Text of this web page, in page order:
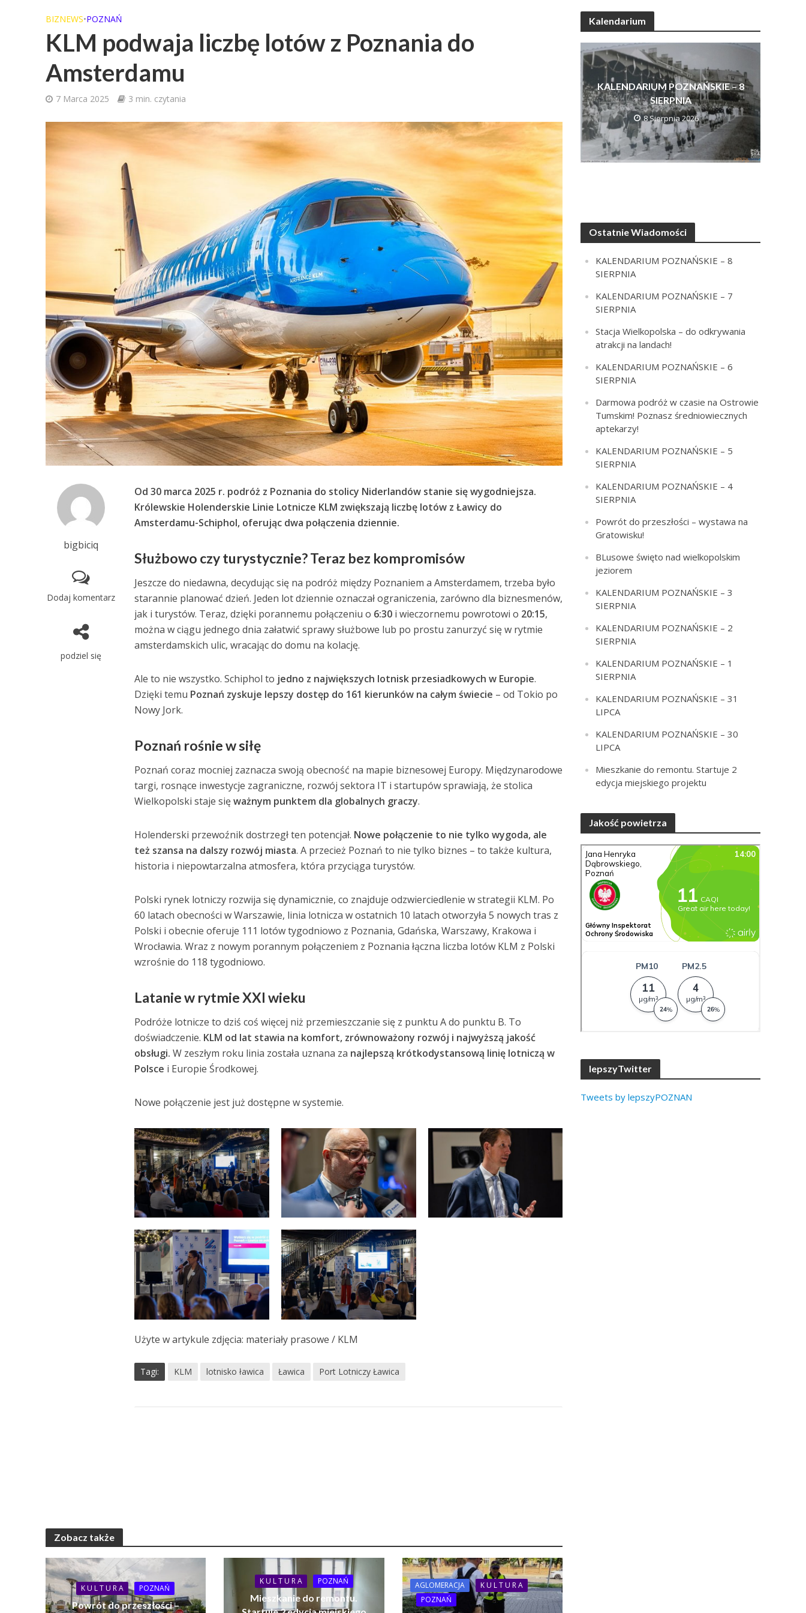
BIZNEWS•POZNAŃ
KLM podwaja liczbę lotów z Poznania do
Amsterdamu
7 Marca 2025 3 min. czytania
bigbiciq
Dodaj komentarz
podziel się
Od 30 marca 2025 r. podróż z Poznania do stolicy Niderlandów stanie się wygodniejsza.
Królewskie Holenderskie Linie Lotnicze KLM zwiększają liczbę lotów z Ławicy do
Amsterdamu-Schiphol, oferując dwa połączenia dziennie.
Służbowo czy turystycznie? Teraz bez kompromisów
Jeszcze do niedawna, decydując się na podróż między Poznaniem a Amsterdamem, trzeba było
starannie planować dzień. Jeden lot dziennie oznaczał ograniczenia, zarówno dla biznesmenów,
jak i turystów. Teraz, dzięki porannemu połączeniu o 6:30 i wieczornemu powrotowi o 20:15,
można w ciągu jednego dnia załatwić sprawy służbowe lub po prostu zanurzyć się w rytmie
amsterdamskich ulic, wracając do domu na kolację.
Ale to nie wszystko. Schiphol to jedno z największych lotnisk przesiadkowych w Europie.
Dzięki temu Poznań zyskuje lepszy dostęp do 161 kierunków na całym świecie – od Tokio po
Nowy Jork.
Poznań rośnie w siłę
Poznań coraz mocniej zaznacza swoją obecność na mapie biznesowej Europy. Międzynarodowe
targi, rosnące inwestycje zagraniczne, rozwój sektora IT i startupów sprawiają, że stolica
Wielkopolski staje sięważnym punktem dla globalnych graczy.
Holenderski przewoźnik dostrzegł ten potencjał. Nowe połączenie to nie tylko wygoda, ale
też szansa na dalszy rozwój miasta. A przecież Poznań to nie tylko biznes – to także kultura,
historia i niepowtarzalna atmosfera, która przyciąga turystów.
Polski rynek lotniczy rozwija się dynamicznie, co znajduje odzwierciedlenie w strategii KLM. Po
60 latach obecności w Warszawie, linia lotnicza w ostatnich 10 latach otworzyła 5 nowych tras z
Polski i obecnie oferuje 111 lotów tygodniowo z Poznania, Gdańska, Warszawy, Krakowa i
Wrocławia. Wraz z nowym porannym połączeniem z Poznania łączna liczba lotów KLM z Polski
wzrośnie do 118 tygodniowo.
Latanie w rytmie XXI wieku
Podróże lotnicze to dziś coś więcej niż przemieszczanie się z punktu A do punktu B. To
doświadczenie. KLM od lat stawia na komfort, zrównoważony rozwój i najwyższą jakość
obsługi. W zeszłym roku linia została uznana za najlepszą krótkodystansową linię lotniczą w
Polsce i Europie Środkowej.
Nowe połączenie jest już dostępne w systemie.
Użyte w artykule zdjęcia: materiały prasowe / KLM
Tagi: KLM lotnisko ławica Ławica Port Lotniczy Ławica
Zobacz także
K U L T U R A POZNAŃ
Powrót do przeszłości –
K U L T U R A POZNAŃ
Mieszkanie do remontu.
AGLOMERACJA
K U L T U R A
POZNAŃ
Kalendarium
KALENDARIUM POZNAŃSKIE – 8
SIERPNIA
8 Sierpnia 2026
Ostatnie Wiadomości
KALENDARIUM POZNAŃSKIE – 8
SIERPNIA
KALENDARIUM POZNAŃSKIE – 7
SIERPNIA
Stacja Wielkopolska – do odkrywania
atrakcji na landach!
KALENDARIUM POZNAŃSKIE – 6
SIERPNIA
Darmowa podróż w czasie na Ostrowie
Tumskim! Poznasz średniowiecznych
aptekarzy!
KALENDARIUM POZNAŃSKIE – 5
SIERPNIA
KALENDARIUM POZNAŃSKIE – 4
SIERPNIA
Powrót do przeszłości – wystawa na
Gratowisku!
BLusowe święto nad wielkopolskim
jeziorem
KALENDARIUM POZNAŃSKIE – 3
SIERPNIA
KALENDARIUM POZNAŃSKIE – 2
SIERPNIA
KALENDARIUM POZNAŃSKIE – 1
SIERPNIA
KALENDARIUM POZNAŃSKIE – 31
LIPCA
KALENDARIUM POZNAŃSKIE – 30
LIPCA
Mieszkanie do remontu. Startuje 2
edycja miejskiego projektu
Jakość powietrza
lepszyTwitter
Tweets by lepszyPOZNAN